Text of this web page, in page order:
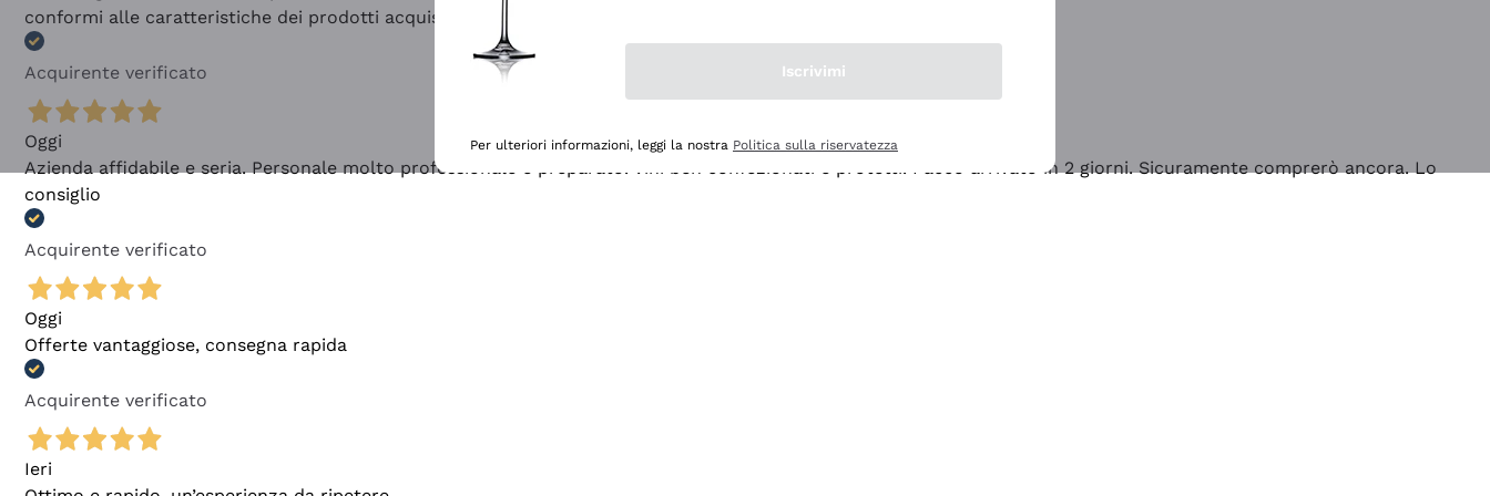
conformi alle caratteristiche dei prodotti acquistati
Acquirente verificato
Oggi
Azienda affidabile e seria. Personale molto professionale e preparato. Vini ben confezionati e protetti. Pacco arrivato in 2 giorni. Sicuramente comprerò ancora. Lo
consiglio
Acquirente verificato
Oggi
Offerte vantaggiose, consegna rapida
Acquirente verificato
Ieri
Iscrivimi
Per ulteriori informazioni, leggi la nostra Politica sulla riservatezza